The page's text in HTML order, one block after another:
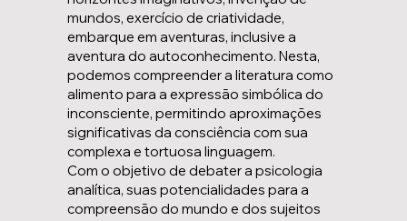
mundos, exercício de criatividade,
embarque em aventuras, inclusive a
aventura do autoconhecimento. Nesta,
podemos compreender a literatura como
alimento para a expressão simbólica do
inconsciente, permitindo aproximações
significativas da consciência com sua
complexa e tortuosa linguagem.
Com o objetivo de debater a psicologia
analítica, suas potencialidades para a
compreensão do mundo e dos sujeitos